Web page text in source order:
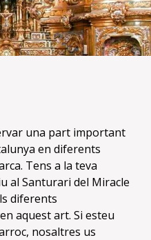
una part important
en diferents
Tens a la teva
al Santurari del Miracle
diferents
aquest art. Si esteu
nosaltres us